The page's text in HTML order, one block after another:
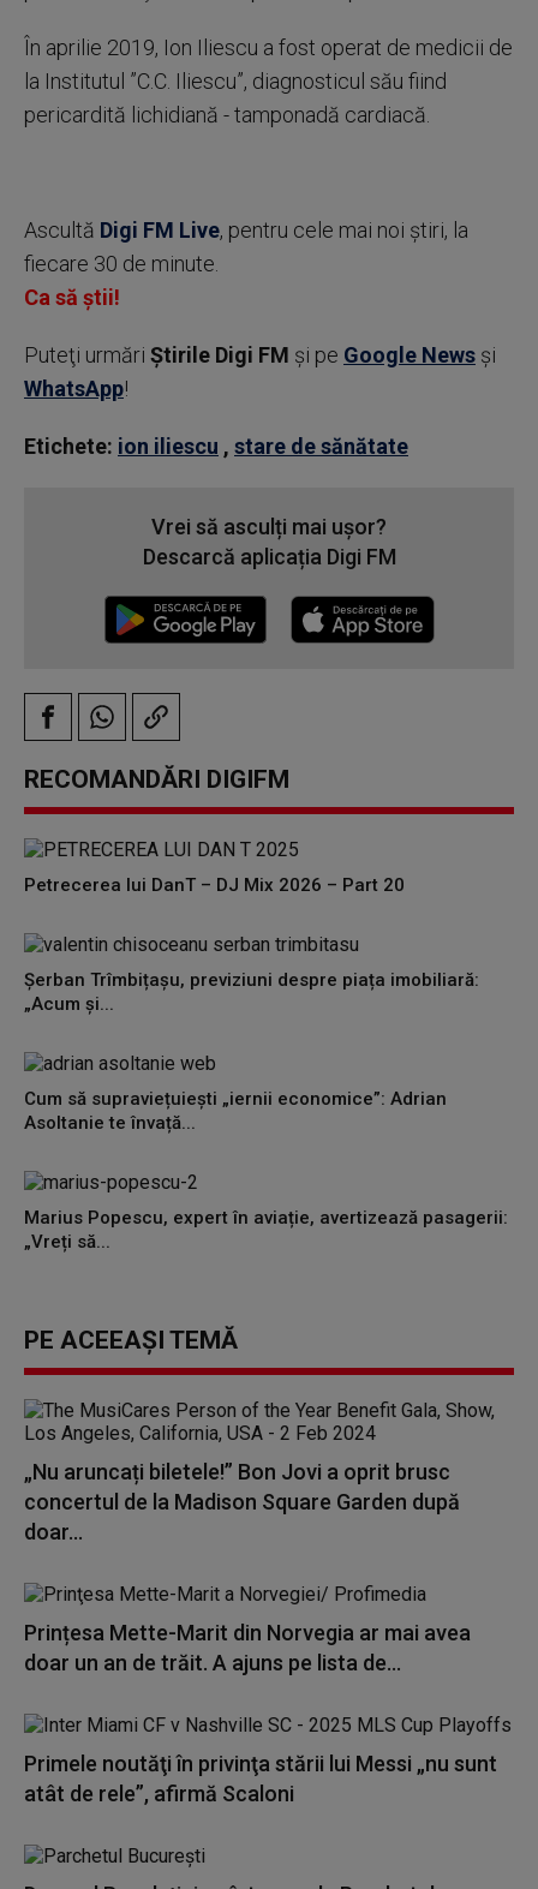
În aprilie 2019, Ion Iliescu a fost operat de medicii de
la Institutul ”C.C. Iliescu”, diagnosticul său fiind
pericardită lichidiană - tamponadă cardiacă.
Ascultă Digi FM Live, pentru cele mai noi știri, la
fiecare 30 de minute.
Ca să știi!
Puteţi urmări Știrile Digi FM şi pe Google News şi
WhatsApp!
Etichete: ion iliescu , stare de sănătate
Vrei să asculți mai ușor?
Descarcă aplicația Digi FM
RECOMANDĂRI DIGIFM
Petrecerea lui DanT – DJ Mix 2026 – Part 20
Șerban Trîmbițașu, previziuni despre piața imobiliară:
„Acum și...
Cum să supraviețuiești „iernii economice”: Adrian
Asoltanie te învață...
Marius Popescu, expert în aviație, avertizează pasagerii:
„Vreți să...
PE ACEEAȘI TEMĂ
„Nu aruncați biletele!” Bon Jovi a oprit brusc
concertul de la Madison Square Garden după
doar...
Prințesa Mette-Marit din Norvegia ar mai avea
doar un an de trăit. A ajuns pe lista de...
Primele noutăţi în privinţa stării lui Messi „nu sunt
atât de rele”, afirmă Scaloni